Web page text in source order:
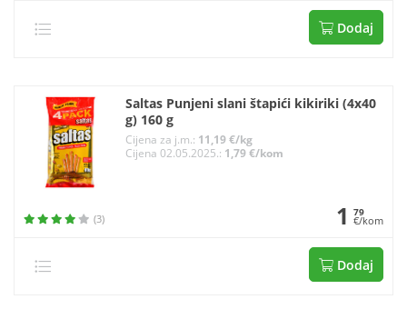
Dodaj
Saltas Punjeni slani štapići kikiriki (4x40
g) 160 g
Cijena za j.m.: 11,19 €/kg
Cijena 02.05.2025.: 1,79 €/kom
(3) 1 79
€/kom
Dodaj